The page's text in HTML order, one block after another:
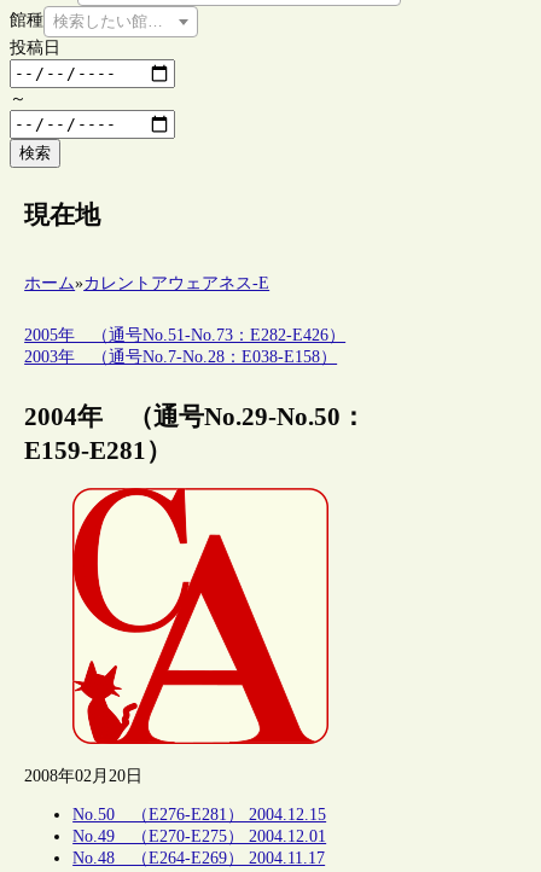
館種 検索したい館種を選択してください
投稿日
～
検索
現在地
ホーム»カレントアウェアネス-E
2005年 （通号No.51-No.73：E282-E426）
2003年 （通号No.7-No.28：E038-E158）
2004年 （通号No.29-No.50：
E159-E281）
2008年02月20日
No.50 （E276-E281） 2004.12.15
No.49 （E270-E275） 2004.12.01
No.48 （E264-E269） 2004.11.17